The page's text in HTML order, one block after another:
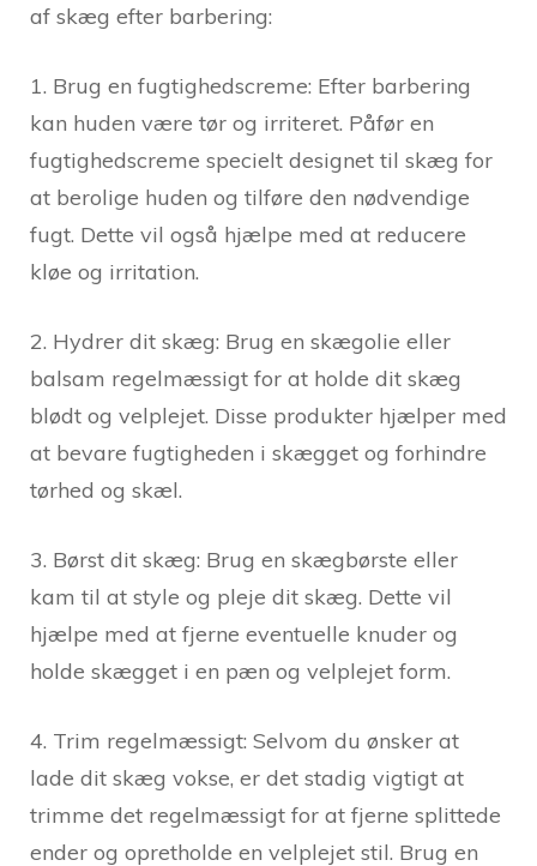
af skæg efter barbering:
1. Brug en fugtighedscreme: Efter barbering
kan huden være tør og irriteret. Påfør en
fugtighedscreme specielt designet til skæg for
at berolige huden og tilføre den nødvendige
fugt. Dette vil også hjælpe med at reducere
kløe og irritation.
2. Hydrer dit skæg: Brug en skægolie eller
balsam regelmæssigt for at holde dit skæg
blødt og velplejet. Disse produkter hjælper med
at bevare fugtigheden i skægget og forhindre
tørhed og skæl.
3. Børst dit skæg: Brug en skægbørste eller
kam til at style og pleje dit skæg. Dette vil
hjælpe med at fjerne eventuelle knuder og
holde skægget i en pæn og velplejet form.
4. Trim regelmæssigt: Selvom du ønsker at
lade dit skæg vokse, er det stadig vigtigt at
trimme det regelmæssigt for at fjerne splittede
ender og opretholde en velplejet stil. Brug en